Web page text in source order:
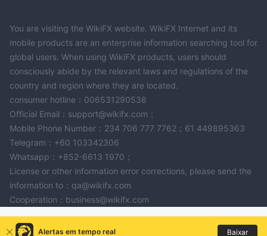
You are visiting the WikiFX website. WikiFX Internet and its
mobile products are an enterprise information searching tool for
global users. When using WikiFX products, users should
consciously abide by the relevant laws and regulations of the
country and region where they are located.
consumer hotline：006531290538
Official Email：support@wikifx.com；
Mobile Phone Number：234 706 777 7762；61 449895363
Telegram：+60 103342306
Whatsapp：+852-6613 1970；
License or other information error corrections, please send the
information to：qa@wikifx.com
Cooperation：business@wikifx.com
Alertas em tempo real Baixar